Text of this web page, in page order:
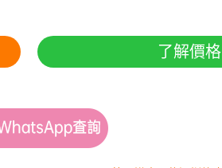
了解價格